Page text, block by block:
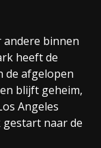
andere binnen
heeft de
de afgelopen
blijft geheim,
Angeles
gestart naar de